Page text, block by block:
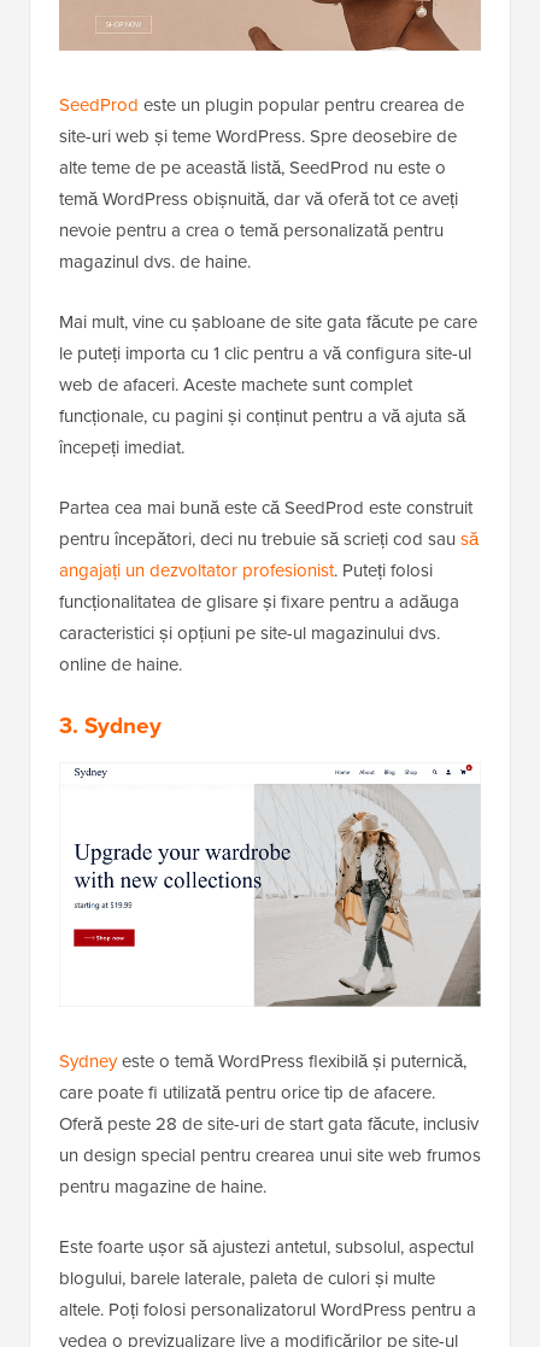
SeedProd este un plugin popular pentru crearea de
site-uri web și teme WordPress. Spre deosebire de
alte teme de pe această listă, SeedProd nu este o
temă WordPress obișnuită, dar vă oferă tot ce aveți
nevoie pentru a crea o temă personalizată pentru
magazinul dvs. de haine.
Mai mult, vine cu șabloane de site gata făcute pe care
le puteți importa cu 1 clic pentru a vă configura site-ul
web de afaceri. Aceste machete sunt complet
funcționale, cu pagini și conținut pentru a vă ajuta să
începeți imediat.
Partea cea mai bună este că SeedProd este construit
pentru începători, deci nu trebuie să scrieți cod sau să
angajați un dezvoltator profesionist. Puteți folosi
funcționalitatea de glisare și fixare pentru a adăuga
caracteristici și opțiuni pe site-ul magazinului dvs.
online de haine.
3. Sydney
Sydneyeste o temă WordPress flexibilă și puternică,
care poate fi utilizată pentru orice tip de afacere.
Oferă peste 28 de site-uri de start gata făcute, inclusiv
un design special pentru crearea unui site web frumos
pentru magazine de haine.
Este foarte ușor să ajustezi antetul, subsolul, aspectul
blogului, barele laterale, paleta de culori și multe
altele. Poți folosi personalizatorul WordPress pentru a
vedea o previzualizare live a modificărilor pe site-ul